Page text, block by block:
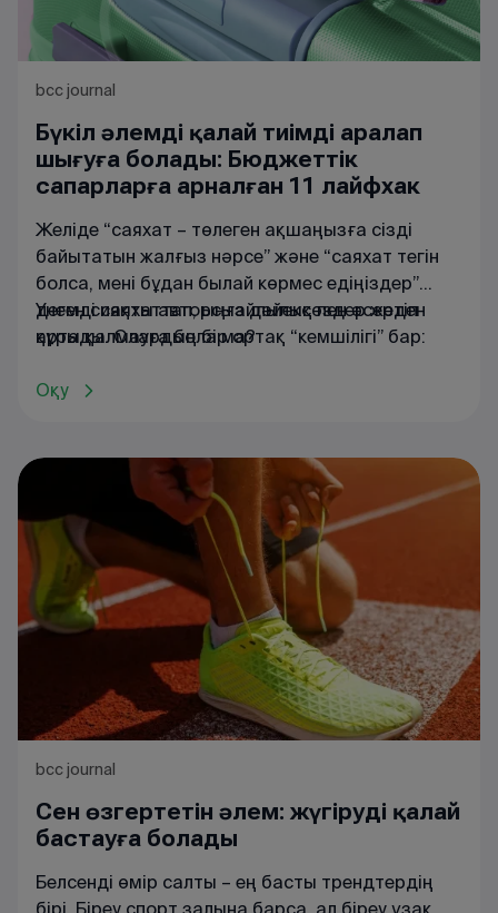
bcc journal
Бүкіл әлемді қалай тиімді аралап
шығуға болады: Бюджеттік
сапарларға арналған 11 лайфхак
Желіде “саяхат – төлеген ақшаңызға сізді
байытатын жалғыз нәрсе” және “саяхат тегін
болса, мені бұдан былай көрмес едіңіздер”
деген сияқты авторсыз дәйексөздер жетіп
артады. Олардың бір ортақ “кемшілігі” бар:
қомақты қаражат қажет. Алайда әлемді
Үнемді саяхаттап, ыңғайлылық пен әсерден
құры қалмауға бола ма?
Оқу
bcc journal
Сен өзгертетін әлем: жүгіруді қалай
бастауға болады
Белсенді өмір салты – ең басты трендтердің